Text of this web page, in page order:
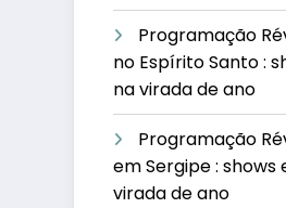
Programação
no Espírito Santo :
na virada de ano
Programação
em Sergipe : shows
virada de ano